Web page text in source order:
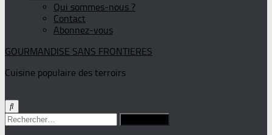
Qui sommes-nous ?
Contact
Abonnez-vous
GOURMANDISE SANS FRONTIERES
Cuisine populaire des terroirs
Rechercher :